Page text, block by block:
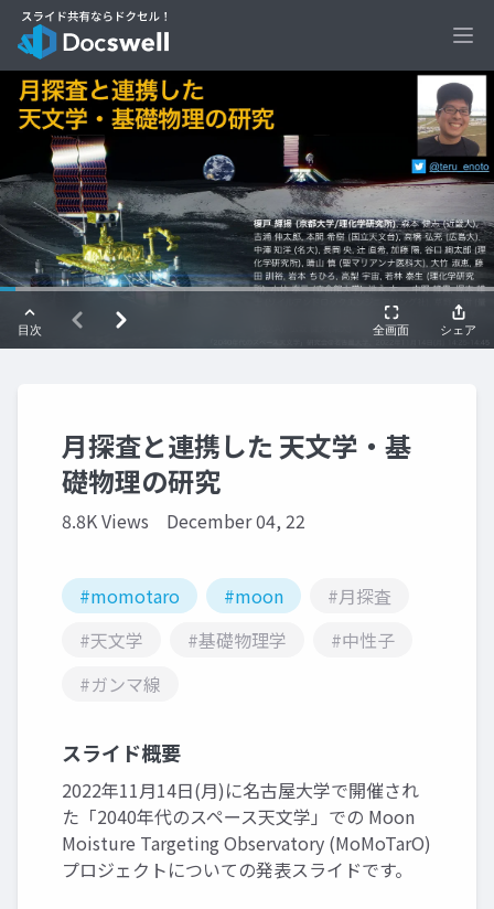
月探査と連携した 天文学・基
礎物理の研究
8.8K Views December 04, 22
#momotaro #moon
#月探査
#天文学
#基礎物理学
#中性子
#ガンマ線
スライド概要
2022年11月14日(月)に名古屋大学で開催され
た「2040年代のスペース天文学」での Moon
Moisture Targeting Observatory (MoMoTarO)
プロジェクトについての発表スライドです。